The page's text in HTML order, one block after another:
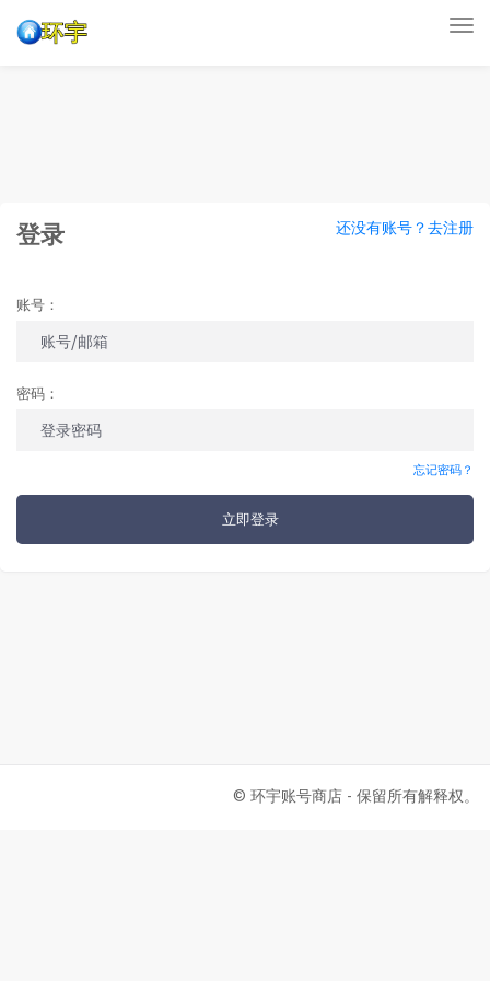
登录 还没有账号？去注册
账号：
密码：
忘记密码？
立即登录
© 环宇账号商店 - 保留所有解释权。